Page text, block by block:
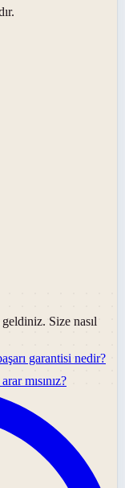
Size nasıl
garantisi nedir?
mısınız?